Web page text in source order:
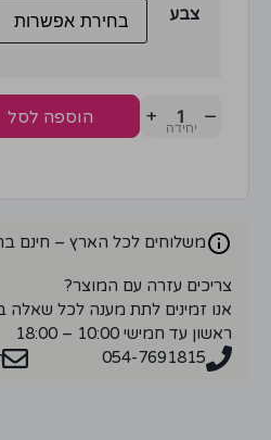
צבע
−
+ הוספה לסל
משלוחים לכל הארץ – חינם
צריכים עזרה עם המוצר?
אנו זמינים לתת מענה לכל שאלה
ראשון עד חמישי 10:00 – 18:00
054-7691815